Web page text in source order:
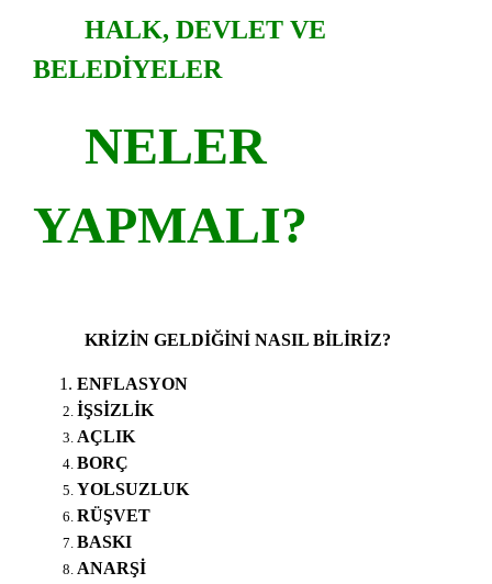
HALK, DEVLET VE
BELEDİYELER
NELER
YAPMALI?
KRİZİN GELDİĞİNİ NASIL BİLİRİZ?
ENFLASYON
İŞSİZLİK
AÇLIK
BORÇ
YOLSUZLUK
RÜŞVET
BASKI
ANARŞİ